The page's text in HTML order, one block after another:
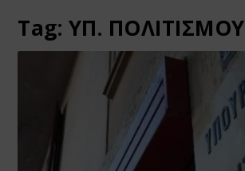
Tag: ΥΠ. ΠΟΛΙΤΙΣΜΟΥ